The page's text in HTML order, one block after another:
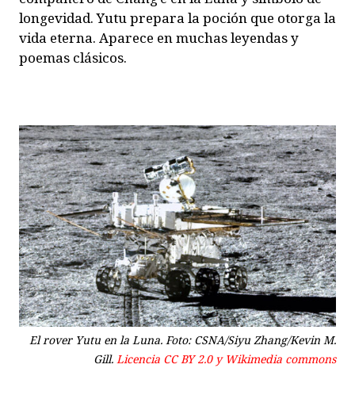
longevidad. Yutu prepara la poción que otorga la
vida eterna. Aparece en muchas leyendas y
poemas clásicos.
El rover Yutu en la Luna. Foto: CSNA/Siyu Zhang/Kevin M.
Gill. Licencia CC BY 2.0 y Wikimedia commons